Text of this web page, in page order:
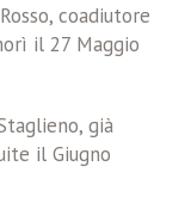
coadiutore
il 27 Maggio
già
il Giugno